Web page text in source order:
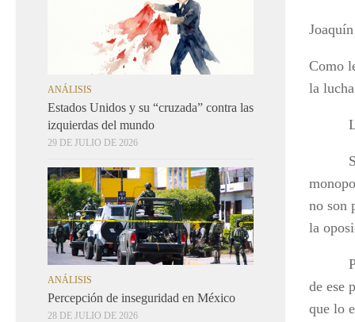
Como
la
Lo
Sí, el
no son
la
Por
de ese
que lo
ANÁLISIS
Estados Unidos y su “cruzada” contra las
izquierdas del mundo
29 DE JULIO DE 2026
ANÁLISIS
Percepción de inseguridad en México
28 DE JULIO DE 2026